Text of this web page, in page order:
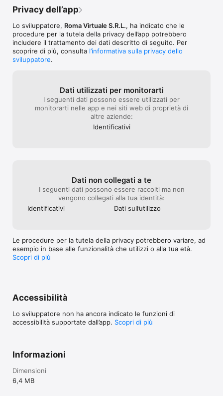
Privacy dell’app
Lo sviluppatore, Roma Virtuale S.R.L., ha indicato che le
procedure per la tutela della privacy dell’app potrebbero
includere il trattamento dei dati descritto di seguito. Per
scoprire di più, consulta l’informativa sulla privacy dello
sviluppatore.
Dati utilizzati per monitorarti
I seguenti dati possono essere utilizzati per
monitorarti nelle app e nei siti web di proprietà di
altre aziende:
Identificativi
Dati non collegati a te
I seguenti dati possono essere raccolti ma non
vengono collegati alla tua identità:
Identificativi
Dati sull’utilizzo
Le procedure per la tutela della privacy potrebbero variare, ad
esempio in base alle funzionalità che utilizzi o alla tua età.
Scopri di più
Accessibilità
Lo sviluppatore non ha ancora indicato le funzioni di
accessibilità supportate dall’app. Scopri di più
Informazioni
Dimensioni
6,4 MB